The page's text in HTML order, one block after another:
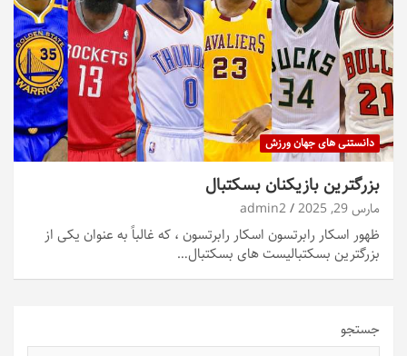
دانستنی های جهان ورزش
بزرگترین بازیکنان بسکتبال
مارس 29, 2025 admin2
ظهور اسکار رابرتسون اسکار رابرتسون ، که غالباً به عنوان یکی از
بزرگترین بسکتبالیست های بسکتبال…
جستجو